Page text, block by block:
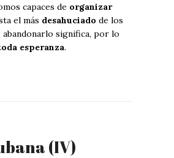
capaces de organizar
el más desahuciado de los
abandonarlo significa, por lo
esperanza.
(IV)